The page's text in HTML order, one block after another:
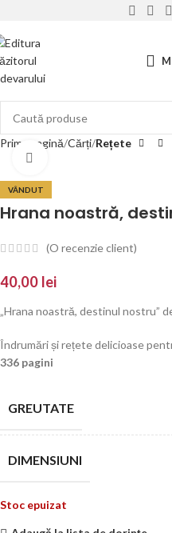
Prima pagină Cărți Rețete
VÂNDUT
Hrana noastră,
(O recenzie client)
40,00 lei
„Hrana noastră, destinul nostru”
Îndrumări și rețete delicioase
336 pagini
GREUTATE
DIMENSIUNI
Stoc epuizat